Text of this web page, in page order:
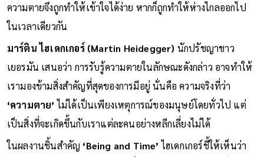
ความตายจึงถูกทำให้เข้าใจได้ง่าย หากก็ถูกทำให้ห่างไกลออกไป
ในเวลาเดียวกัน
มาร์ติน ไฮเดกเกอร์ (Martin Heidegger) นักปรัชญาชาว
เยอรมัน เสนอว่า การรับรู้ความตายในลักษณะดังกล่าว อาจทำให้
เรามองข้ามสิ่งสำคัญที่สุดของการมีอยู่ นั่นคือ ความจริงที่ว่า
‘ความตาย’ ไม่ได้เป็นเพียงเหตุการณ์ของมนุษย์โดยทั่วไป แต่
เป็นสิ่งที่จะเกิดขึ้นกับเราแต่ละคนอย่างหลีกเลี่ยงไม่ได้
ในผลงานชิ้นสำคัญ ‘Being and Time’ไฮเดกเกอร์ชี้ให้เห็นว่า